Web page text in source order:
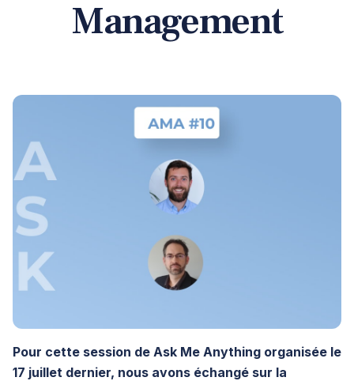
Management
Pour cette session de Ask Me Anything organisée le
17 juillet dernier, nous avons échangé sur la